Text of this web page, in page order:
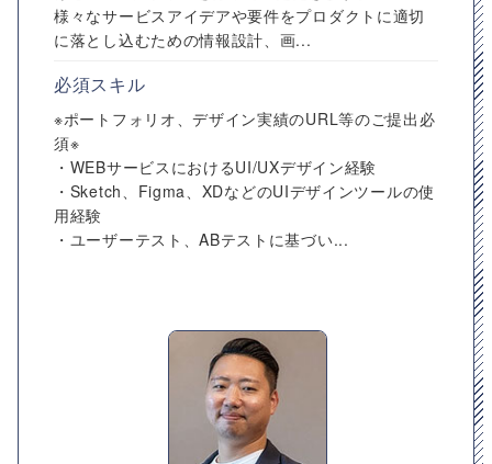
様々なサービスアイデアや要件をプロダクトに適切
に落とし込むための情報設計、画...
必須スキル
※ポートフォリオ、デザイン実績のURL等のご提出必
須※
・WEBサービスにおけるUI/UXデザイン経験
・Sketch、Figma、XDなどのUIデザインツールの使
用経験
・ユーザーテスト、ABテストに基づい...